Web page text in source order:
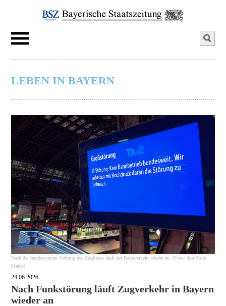
LEBEN IN BAYERN
Nach der bundesweiten Störung des Zugfunks läuft der Bahnverkehr wieder an. (Foto: dpa/Bodo
Marks)
24.06.2026
Nach Funkstörung läuft Zugverkehr in Bayern
wieder an